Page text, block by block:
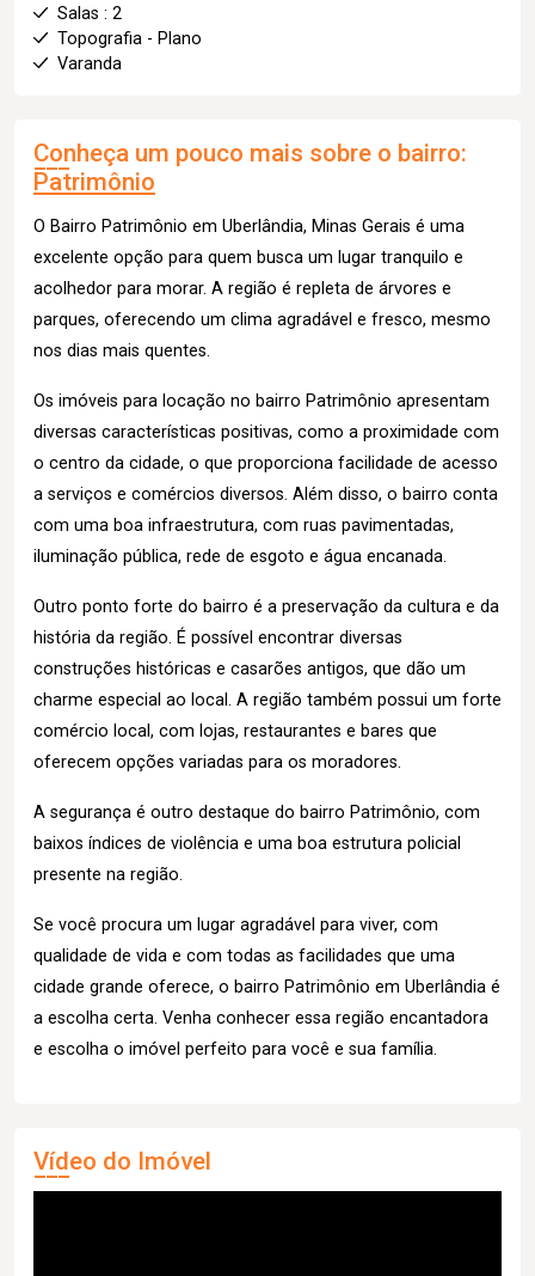
Salas : 2
Topografia - Plano
Varanda
Conheça um pouco mais sobre o bairro:
Patrimônio
O Bairro Patrimônio em Uberlândia, Minas Gerais é uma
excelente opção para quem busca um lugar tranquilo e
acolhedor para morar. A região é repleta de árvores e
parques, oferecendo um clima agradável e fresco, mesmo
nos dias mais quentes.
Os imóveis para locação no bairro Patrimônio apresentam
diversas características positivas, como a proximidade com
o centro da cidade, o que proporciona facilidade de acesso
a serviços e comércios diversos. Além disso, o bairro conta
com uma boa infraestrutura, com ruas pavimentadas,
iluminação pública, rede de esgoto e água encanada.
Outro ponto forte do bairro é a preservação da cultura e da
história da região. É possível encontrar diversas
construções históricas e casarões antigos, que dão um
charme especial ao local. A região também possui um forte
comércio local, com lojas, restaurantes e bares que
oferecem opções variadas para os moradores.
A segurança é outro destaque do bairro Patrimônio, com
baixos índices de violência e uma boa estrutura policial
presente na região.
Se você procura um lugar agradável para viver, com
qualidade de vida e com todas as facilidades que uma
cidade grande oferece, o bairro Patrimônio em Uberlândia é
a escolha certa. Venha conhecer essa região encantadora
e escolha o imóvel perfeito para você e sua família.
Vídeo do Imóvel